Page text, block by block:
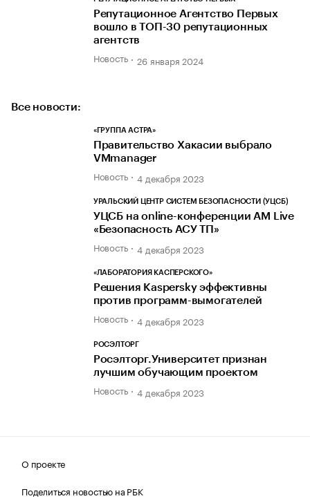
Репутационное Агентство Первых
вошло в ТОП-30 репутационных
агентств
Новость 26 января 2024
Все новости:
«ГРУППА АСТРА»
Правительство Хакасии выбрало
VMmanager
Новость 4 декабря 2023
УРАЛЬСКИЙ ЦЕНТР СИСТЕМ БЕЗОПАСНОСТИ (УЦСБ)
УЦСБ на online-конференции AM Live
«Безопасность АСУ ТП»
Новость 4 декабря 2023
«ЛАБОРАТОРИЯ КАСПЕРСКОГО»
Решения Kaspersky эффективны
против программ-вымогателей
Новость 4 декабря 2023
РОСЭЛТОРГ
Росэлторг.Университет признан
лучшим обучающим проектом
Новость 4 декабря 2023
О проекте
Поделиться новостью на РБК